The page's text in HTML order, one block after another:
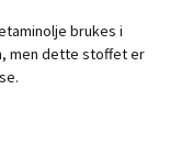
brukes i
men dette stoffet er